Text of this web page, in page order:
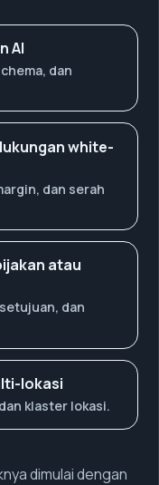
AI
dan
white-
dan serah
atau
dan
lokasi
klaster lokasi.
dimulai dengan